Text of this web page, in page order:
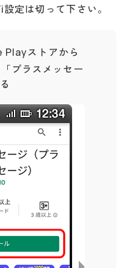
定は切って下さい。
ストアから
「プラスメッセー